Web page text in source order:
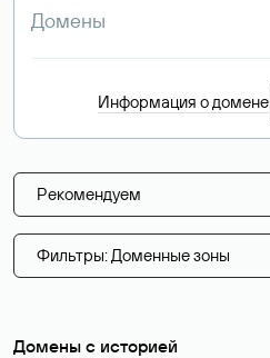
Информация о домене
Рекомендуем
Фильтры: Доменные зоны
Домены с историей